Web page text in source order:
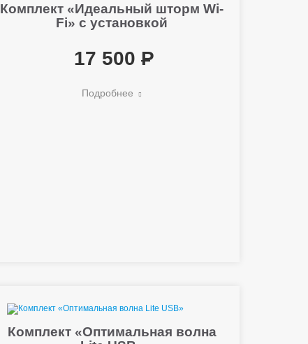
Комплект «Идеальный шторм Wi-
Fi» с установкой
17 500
Подробнее
Комплект «Оптимальная волна